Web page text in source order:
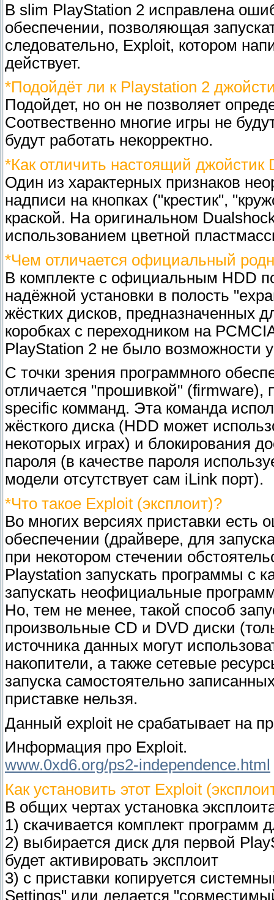
В slim PlayStation 2 исправлена
обеспечении, позволяющая
следовательно, Exploit, котором
действует.
*Подойдёт ли к Playstation 2
Подойдет, но он не позволяет
Соотвественно многие игры не
будут работать некорректно.
*Как отличить настоящий джойстик
Один из характерных признаков
надписи на кнопках ("крестик",
краской. На оригинальном
использованием цветной
*Чем отличается официальный
В комплекте с официальным HDD
надёжной установки в полость
жёстких дисков, предназначенных
коробках с переходником на
PlayStation 2 не было возможности
С точки зрения программного
отличается "прошивкой"
specific комманд. Эта команда
жёсткого диска (HDD может
некоторых играх) и блокирования
пароля (в качестве пароля
модели отсутствует сам iLink порт).
*Что такое Exploit (эксплоит)?
Во многих версиях приставки
обеспечении (драйвере, для
при некотором стечении
Playstation запускать программы с
запускать неофициальные
Но, тем не менее, такой способ
произвольные CD и DVD диски
источника данных могут
накопители, а также сетевые
запуска самостоятельно
приставке нельзя.
Данный exploit не срабатывает на
Информация про Exploit.
www.0xd6.org/ps2-independence.html
Как установить этот Exploit
В общих чертах установка
1) скачивается комплект программ
2) выбирается диск для первой
будет активировать эксплоит
3) с приставки копируется
Settings" или делается